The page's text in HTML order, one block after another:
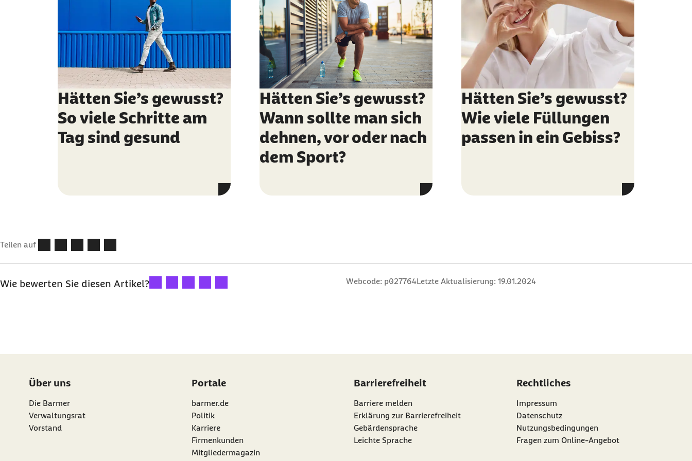
Hätten Sie’s gewusst?
So viele Schritte am
Tag sind gesund
Hätten Sie’s gewusst?
Wann sollte man sich
dehnen, vor oder nach
dem Sport?
Hätten Sie’s gewusst?
Wie viele Füllungen
passen in ein Gebiss?
Teilen auf
Wie bewerten Sie diesen Artikel?Ihre Bewertung: 1 Stern
Ihre Bewertung: 2 Sterne
Ihre Bewertung: 3 Sterne
Ihre Bewertung: 4 Sterne
Ihre Bewertung: 5 Sterne Webcode: p027764Letzte Aktualisierung: 19.01.2024
Über uns
Die Barmer
Verwaltungsrat
Vorstand
Portale
barmer.de
Politik
Karriere
Firmenkunden
Mitgliedermagazin
Barrierefreiheit
Barriere melden
Erklärung zur Barrierefreiheit
Gebärdensprache
Leichte Sprache
Rechtliches
Impressum
Datenschutz
Nutzungsbedingungen
Fragen zum Online-Angebot